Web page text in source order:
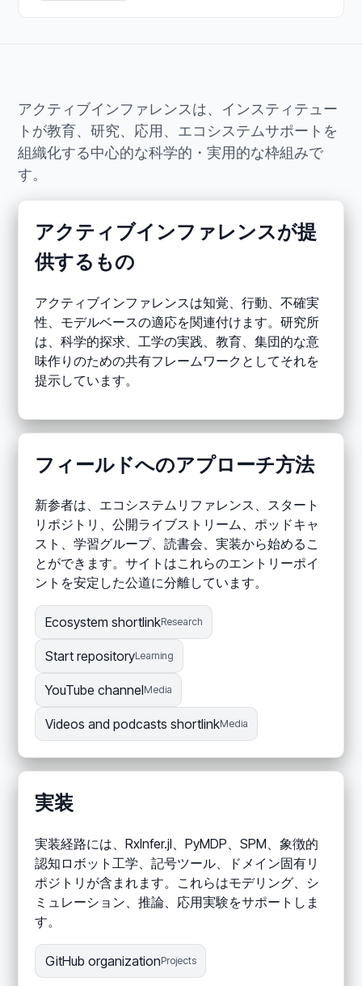
アクティブインファレンスは、インスティテュー
トが教育、研究、応用、エコシステムサポートを
組織化する中心的な科学的・実用的な枠組みで
す。
アクティブインファレンスが提
供するもの
アクティブインファレンスは知覚、行動、不確実
性、モデルベースの適応を関連付けます。研究所
は、科学的探求、工学の実践、教育、集団的な意
味作りのための共有フレームワークとしてそれを
提示しています。
フィールドへのアプローチ方法
新参者は、エコシステムリファレンス、スタート
リポジトリ、公開ライブストリーム、ポッドキャ
スト、学習グループ、読書会、実装から始めるこ
とができます。サイトはこれらのエントリーポイ
ントを安定した公道に分離しています。
Ecosystem shortlinkResearch
Start repositoryLearning
YouTube channelMedia
Videos and podcasts shortlinkMedia
実装
実装経路には、RxInfer.jl、PyMDP、SPM、象徴的
認知ロボット工学、記号ツール、ドメイン固有リ
ポジトリが含まれます。これらはモデリング、シ
ミュレーション、推論、応用実験をサポートしま
す。
GitHub organizationProjects